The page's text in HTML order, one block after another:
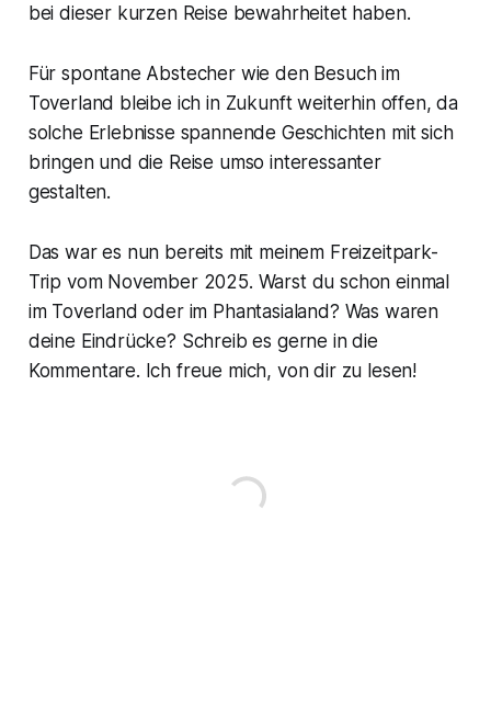
bei dieser kurzen Reise bewahrheitet haben.
Für spontane Abstecher wie den Besuch im
Toverland bleibe ich in Zukunft weiterhin offen, da
solche Erlebnisse spannende Geschichten mit sich
bringen und die Reise umso interessanter
gestalten.
Das war es nun bereits mit meinem Freizeitpark-
Trip vom November 2025. Warst du schon einmal
im Toverland oder im Phantasialand? Was waren
deine Eindrücke? Schreib es gerne in die
Kommentare. Ich freue mich, von dir zu lesen!